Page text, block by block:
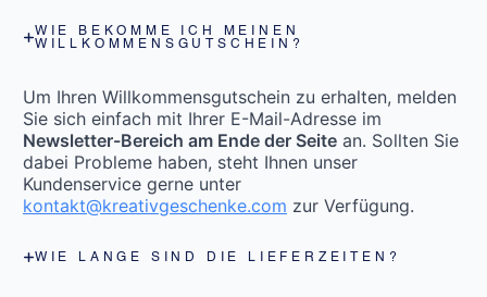
WIE BEKOMME ICH MEINEN
WILLKOMMENSGUTSCHEIN?
Um Ihren Willkommensgutschein zu erhalten, melden
Sie sich einfach mit Ihrer E-Mail-Adresse im
Newsletter-Bereich am Ende der Seite an. Sollten Sie
dabei Probleme haben, steht Ihnen unser
Kundenservice gerne unter
kontakt@kreativgeschenke.com zur Verfügung.
WIE LANGE SIND DIE LIEFERZEITEN?